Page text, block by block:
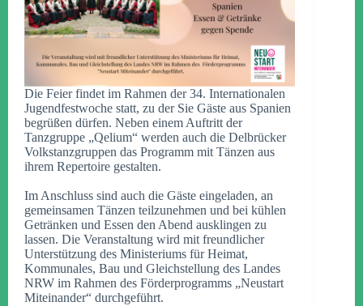
Die Feier findet im Rahmen der 34. Internationalen
Jugendfestwoche statt, zu der Sie Gäste aus Spanien
begrüßen dürfen. Neben einem Auftritt der
Tanzgruppe „Qelium“ werden auch die Delbrücker
Volkstanzgruppen das Programm mit Tänzen aus
ihrem Repertoire gestalten.
Im Anschluss sind auch die Gäste eingeladen, an
gemeinsamen Tänzen teilzunehmen und bei kühlen
Getränken und Essen den Abend ausklingen zu
lassen. Die Veranstaltung wird mit freundlicher
Unterstützung des Ministeriums für Heimat,
Kommunales, Bau und Gleichstellung des Landes
NRW im Rahmen des Förderprogramms „Neustart
Miteinander“ durchgeführt.